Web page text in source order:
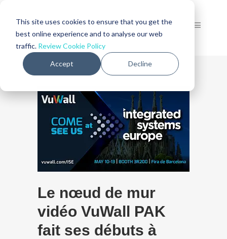
This site uses cookies to ensure that you get the
best online experience and to analyse our web
traffic. Review Cookie Policy
Accept Decline
Le nœud de mur
vidéo VuWall PAK
fait ses débuts à